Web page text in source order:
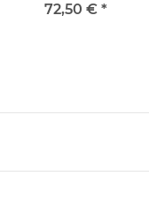
72,50 € *